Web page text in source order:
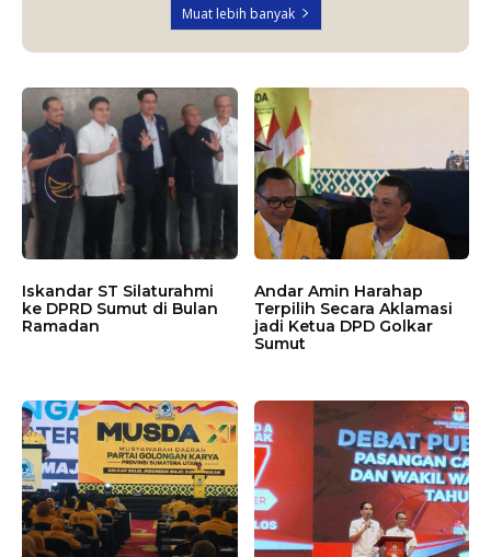
Muat lebih banyak
Iskandar ST Silaturahmi
ke DPRD Sumut di Bulan
Ramadan
Andar Amin Harahap
Terpilih Secara Aklamasi
jadi Ketua DPD Golkar
Sumut